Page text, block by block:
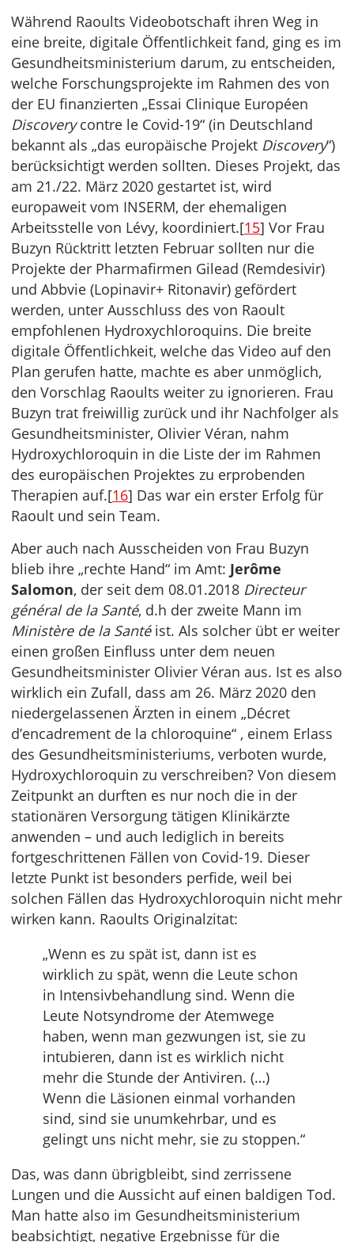
Während Raoults Videobotschaft ihren Weg in
eine breite, digitale Öffentlichkeit fand, ging es im
Gesundheitsministerium darum, zu entscheiden,
welche Forschungsprojekte im Rahmen des von
der EU finanzierten „Essai Clinique Européen
Discoverycontre le Covid-19“ (in Deutschland
bekannt als „das europäische Projekt Discovery“)
berücksichtigt werden sollten. Dieses Projekt, das
am 21./22. März 2020 gestartet ist, wird
europaweit vom INSERM, der ehemaligen
Arbeitsstelle von Lévy, koordiniert.[15] Vor Frau
Buzyn Rücktritt letzten Februar sollten nur die
Projekte der Pharmafirmen Gilead (Remdesivir)
und Abbvie (Lopinavir+ Ritonavir) gefördert
werden, unter Ausschluss des von Raoult
empfohlenen Hydroxychloroquins. Die breite
digitale Öffentlichkeit, welche das Video auf den
Plan gerufen hatte, machte es aber unmöglich,
den Vorschlag Raoults weiter zu ignorieren. Frau
Buzyn trat freiwillig zurück und ihr Nachfolger als
Gesundheitsminister, Olivier Véran, nahm
Hydroxychloroquin in die Liste der im Rahmen
des europäischen Projektes zu erprobenden
Therapien auf.[16] Das war ein erster Erfolg für
Raoult und sein Team.
Aber auch nach Ausscheiden von Frau Buzyn
blieb ihre „rechte Hand“ im Amt: Jerôme
Salomon, der seit dem 08.01.2018 Directeur
général de la Santé, d.h der zweite Mann im
Ministère de la Santéist. Als solcher übt er weiter
einen großen Einfluss unter dem neuen
Gesundheitsminister Olivier Véran aus. Ist es also
wirklich ein Zufall, dass am 26. März 2020 den
niedergelassenen Ärzten in einem „Décret
d’encadrement de la chloroquine“ , einem Erlass
des Gesundheitsministeriums, verboten wurde,
Hydroxychloroquin zu verschreiben? Von diesem
Zeitpunkt an durften es nur noch die in der
stationären Versorgung tätigen Klinikärzte
anwenden – und auch lediglich in bereits
fortgeschrittenen Fällen von Covid-19. Dieser
letzte Punkt ist besonders perfide, weil bei
solchen Fällen das Hydroxychloroquin nicht mehr
wirken kann. Raoults Originalzitat:
„Wenn es zu spät ist, dann ist es
wirklich zu spät, wenn die Leute schon
in Intensivbehandlung sind. Wenn die
Leute Notsyndrome der Atemwege
haben, wenn man gezwungen ist, sie zu
intubieren, dann ist es wirklich nicht
mehr die Stunde der Antiviren. (…)
Wenn die Läsionen einmal vorhanden
sind, sind sie unumkehrbar, und es
gelingt uns nicht mehr, sie zu stoppen.“
Das, was dann übrigbleibt, sind zerrissene
Lungen und die Aussicht auf einen baldigen Tod.
Man hatte also im Gesundheitsministerium
beabsichtigt, negative Ergebnisse für die